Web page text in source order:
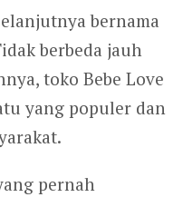
bernama
berbeda jauh
toko Bebe Love
yang populer dan
pernah